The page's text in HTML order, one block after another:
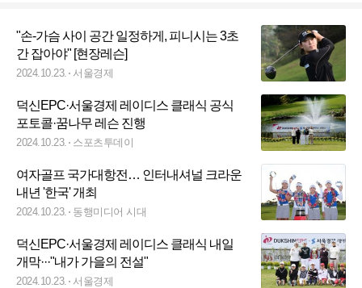
"손-가슴 사이 공간 일정하게, 피니시는 3초
간 잡아야" [현장레슨]
2024.10.23. 서울경제
덕신EPC·서울경제 레이디스 클래식 공식
포토콜·꿈나무 레슨 진행
2024.10.23. 스포츠투데이
여자골프 국가대항전… 인터내셔널 크라운
내년 '한국' 개최
2024.10.23. 동행미디어 시대
덕신EPC·서울경제 레이디스 클래식 내일
개막···"내가 가을의 전설"
2024.10.23. 서울경제